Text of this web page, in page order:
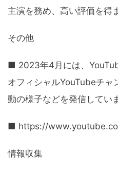
主演を務め、高い評価を得
その他
■ 2023年4月には、
オフィシャルYouTubeチャ
動の様子などを発信してい
■ https://
情報収集